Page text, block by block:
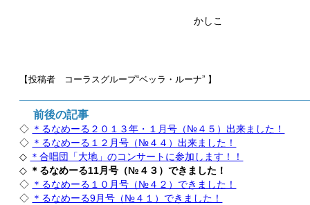
かしこ
【投稿者 コーラスグループ“ベッラ・ルーナ” 】
前後の記事
◇ ＊るなめーる２０１３年・１月号（№４５）出来ました！
◇ ＊るなめーる１２月号（№４４）出来ました！
◇ ＊合唱団「大地」のコンサートに参加します！！
◇ ＊るなめーる11月号（№４３）できました！
◇ ＊るなめーる１０月号（№４２）できました！
◇ ＊るなめーる9月号（№４１）できました！